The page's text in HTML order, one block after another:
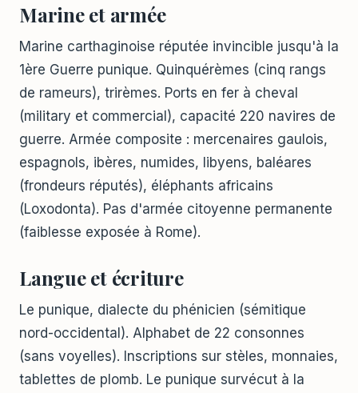
Marine et armée
Marine carthaginoise réputée invincible jusqu'à la
1ère Guerre punique. Quinquérèmes (cinq rangs
de rameurs), trirèmes. Ports en fer à cheval
(military et commercial), capacité 220 navires de
guerre. Armée composite : mercenaires gaulois,
espagnols, ibères, numides, libyens, baléares
(frondeurs réputés), éléphants africains
(Loxodonta). Pas d'armée citoyenne permanente
(faiblesse exposée à Rome).
Langue et écriture
Le punique, dialecte du phénicien (sémitique
nord-occidental). Alphabet de 22 consonnes
(sans voyelles). Inscriptions sur stèles, monnaies,
tablettes de plomb. Le punique survécut à la